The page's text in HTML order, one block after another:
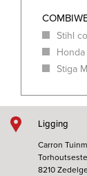
Stihl
Stiga
Ligging
Carron
8210